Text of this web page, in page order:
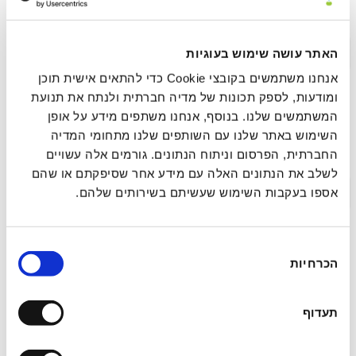
האתר עושה שימוש בעוגיות
אנחנו משתמשים בקובצי Cookie כדי להתאים אישית תוכן
ומודעות, לספק תכונות של מדיה חברתית ולנתח את תנועת
המשתמשים שלנו. בנוסף, אנחנו משתפים מידע על אופן
השימוש באתר שלנו עם השותפים שלנו מתחומי המדיה
החברתית, הפרסום וניתוח הנתונים. גורמים אלה עשויים
לשלב את הנתונים האלה עם מידע אחר שסיפקתם או שהם
אספו בעקבות השימוש שעשיתם בשירותים שלהם.
הסכמה
הכרחיות
תעדוף
נוירו־אינטגרטיבית
תקציר >
עיבוד ושחרור רגשי מהיר (FEEL): מסגרת סומטית
להשלמת מעגל הסטרס בפחד הקשור לטראומה
תקציר >
ההשפעה המיטיבה של חוויות פסיכדליות אקוטיות
על רגש ומיינדפולנס בחיי היומיום בשלב